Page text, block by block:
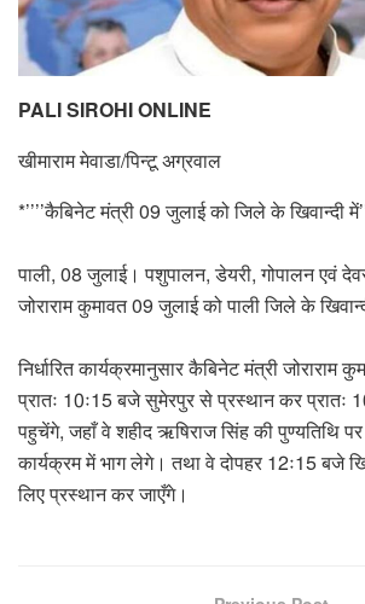
PALI SIROHI ONLINE
खीमाराम मेवाडा/पिन्टू अग्रवाल
*’’’’कैबिनेट मंत्री 09 जुलाई को जिले के खिवान्दी
पाली, 08 जुलाई। पशुपालन, डेयरी, गोपालन एवं
जोराराम कुमावत 09 जुलाई को पाली जिले के
निर्धारित कार्यक्रमानुसार कैबिनेट मंत्री जोराराम
प्रातः 10ः15 बजे सुमेरपुर से प्रस्थान कर प्रातः
पहुचेंगे, जहाँ वे शहीद ऋषिराज सिंह की पुण्यतिथि
कार्यक्रम में भाग लेगे। तथा वे दोपहर 12ः15 बजे
लिए प्रस्थान कर जाएँगे।